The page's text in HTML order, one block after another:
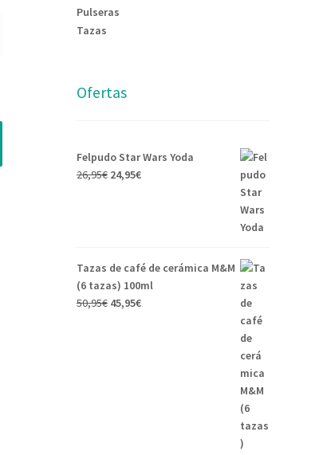
Pulseras
Tazas
Ofertas
Felpudo Star Wars Yoda
26,95€ 24,95€
Tazas de café de cerámica M&M
(6 tazas) 100ml
50,95€ 45,95€